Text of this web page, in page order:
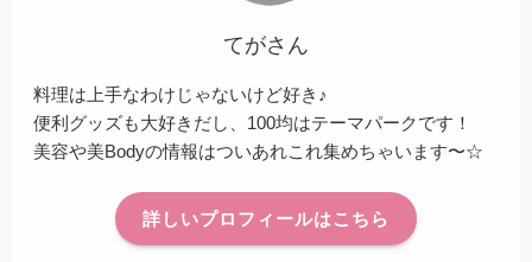
てがさん
料理は上手なわけじゃないけど好き♪
便利グッズも大好きだし、100均はテーマパークです！
美容や美Bodyの情報はついあれこれ集めちゃいます〜☆
詳しいプロフィールはこちら